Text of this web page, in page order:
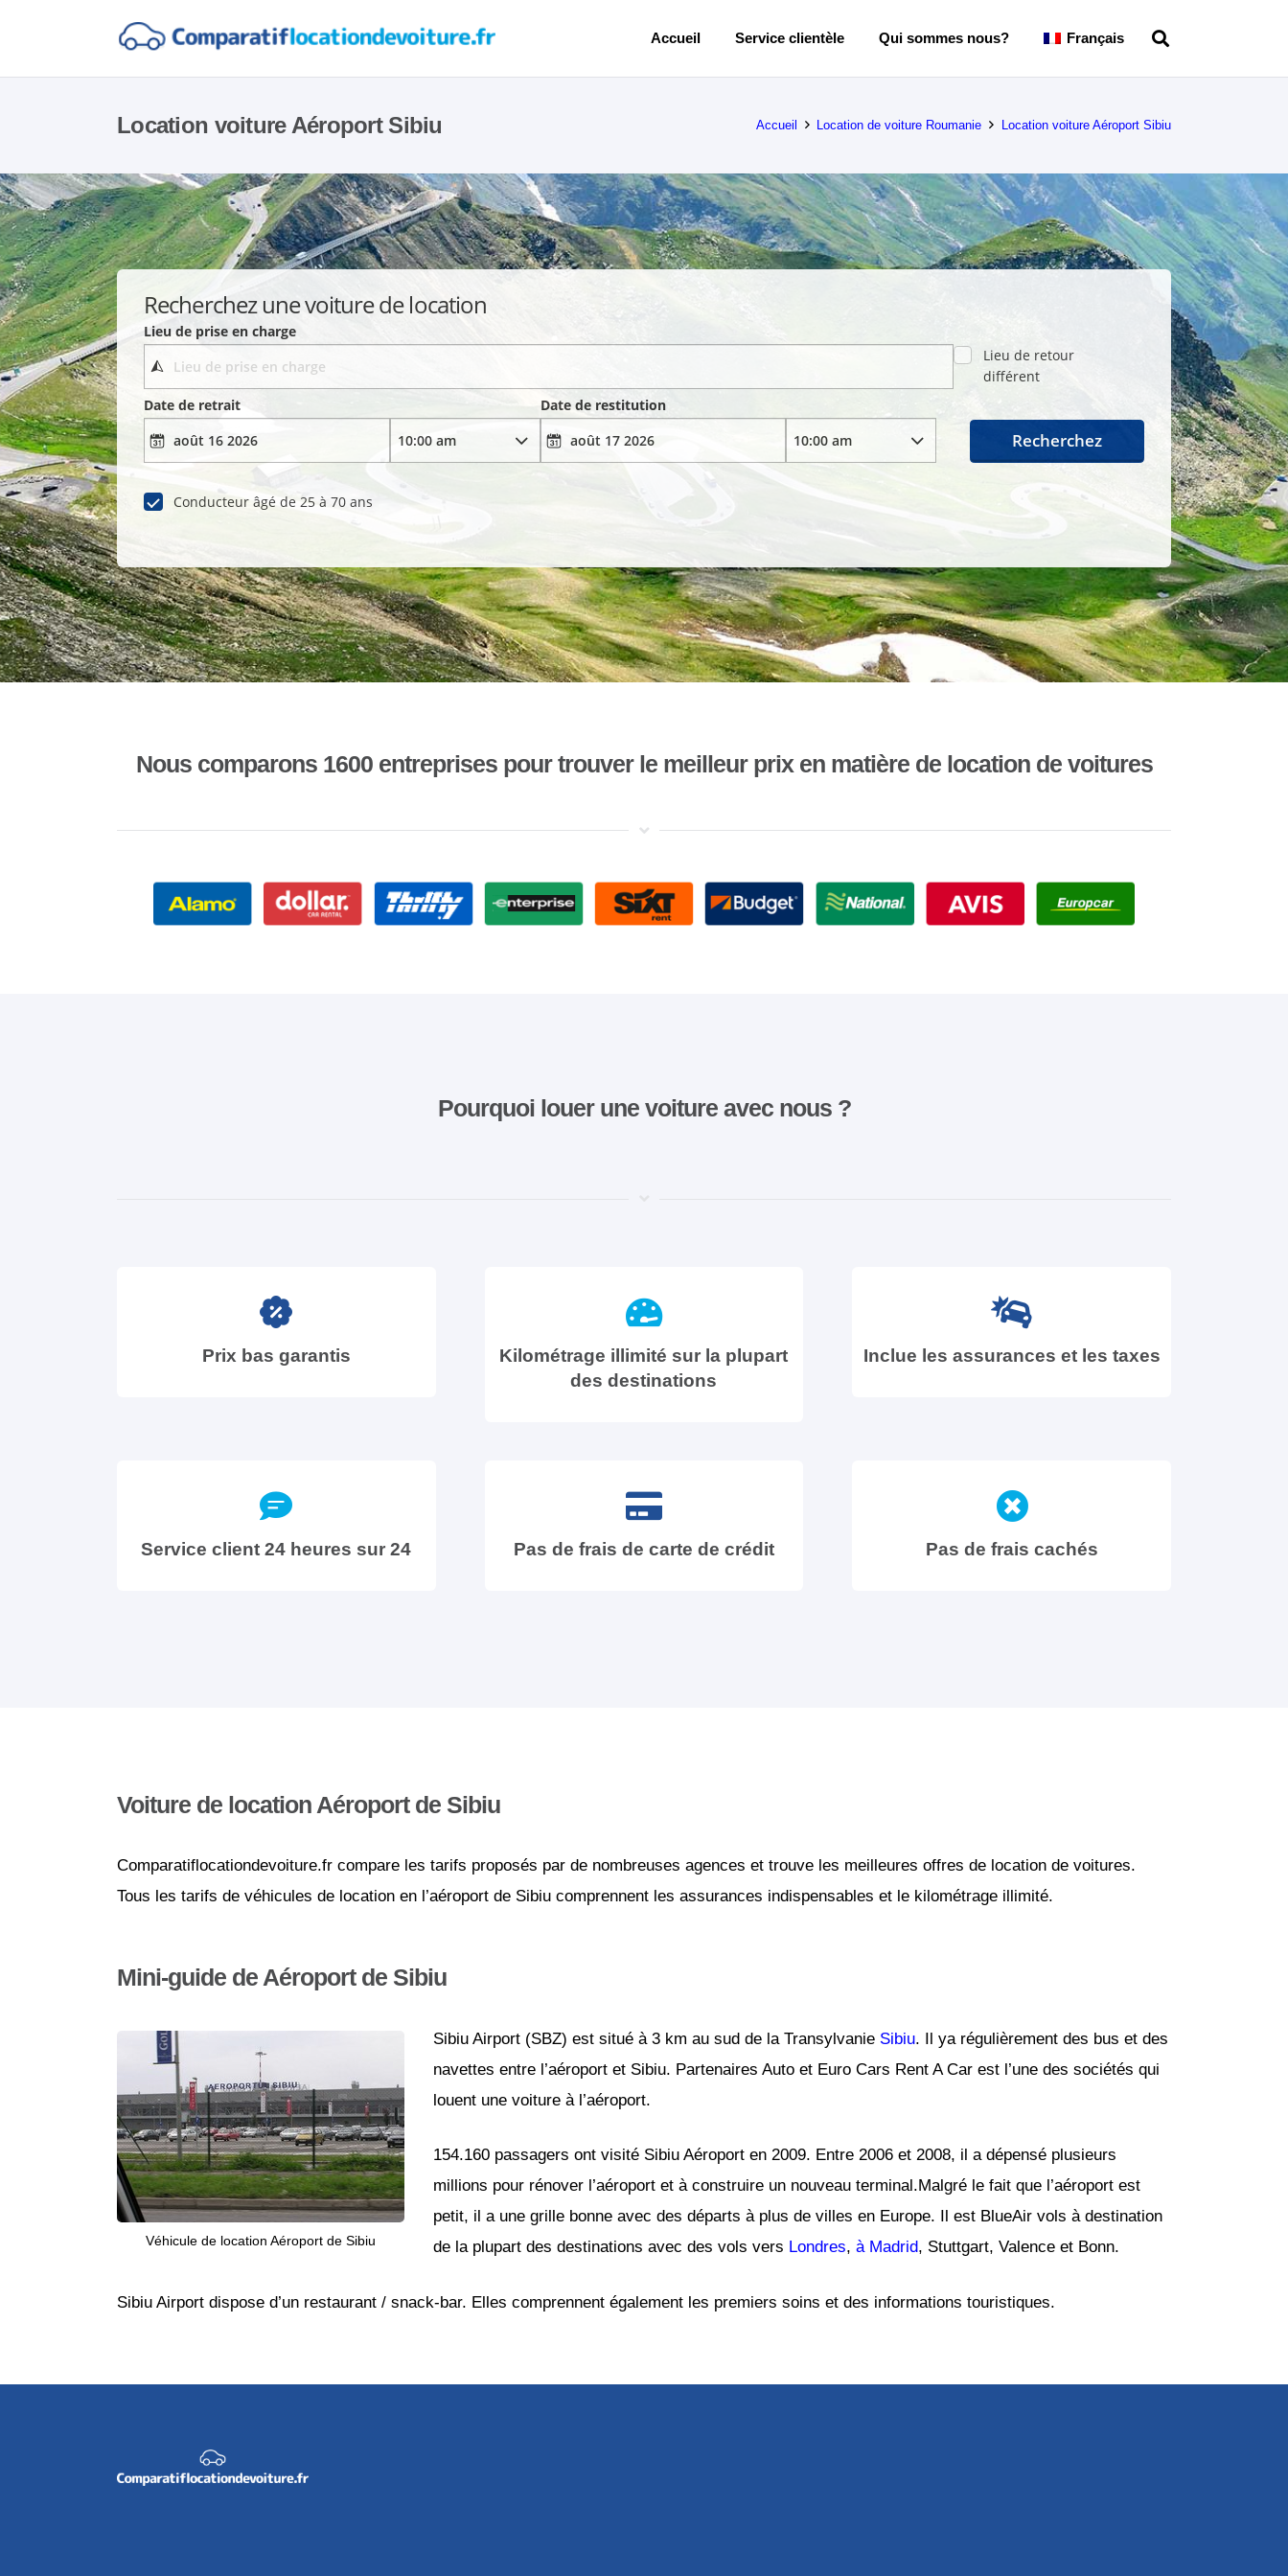
Accueil Service clientèle Qui sommes nous? Français
Location voiture Aéroport Sibiu Accueil Location de voiture Roumanie Location voiture Aéroport Sibiu
Recherchez une voiture de location
Lieu de prise en charge
Lieu de retour
différent
Date de retrait
Date de restitution
Conducteur âgé de 25 à 70 ans
Recherchez
Nous comparons 1600 entreprises pour trouver le meilleur prix en matière de location de voitures
Pourquoi louer une voiture avec nous ?
Prix bas garantis
Kilométrage illimité sur la plupart
des destinations
Inclue les assurances et les taxes
Service client 24 heures sur 24 Pas de frais de carte de crédit Pas de frais cachés
Voiture de location Aéroport de Sibiu
Comparatiflocationdevoiture.fr compare les tarifs proposés par de nombreuses agences et trouve les meilleures offres de location de voitures.
Tous les tarifs de véhicules de location en l’aéroport de Sibiu comprennent les assurances indispensables et le kilométrage illimité.
Mini-guide de Aéroport de Sibiu
Véhicule de location Aéroport de Sibiu
Sibiu Airport (SBZ) est situé à 3 km au sud de la Transylvanie Sibiu. Il ya régulièrement des bus et des
navettes entre l’aéroport et Sibiu. Partenaires Auto et Euro Cars Rent A Car est l’une des sociétés qui
louent une voiture à l’aéroport.
154.160 passagers ont visité Sibiu Aéroport en 2009. Entre 2006 et 2008, il a dépensé plusieurs
millions pour rénover l’aéroport et à construire un nouveau terminal.Malgré le fait que l’aéroport est
petit, il a une grille bonne avec des départs à plus de villes en Europe. Il est BlueAir vols à destination
de la plupart des destinations avec des vols vers Londres, à Madrid, Stuttgart, Valence et Bonn.
Sibiu Airport dispose d’un restaurant / snack-bar. Elles comprennent également les premiers soins et des informations touristiques.